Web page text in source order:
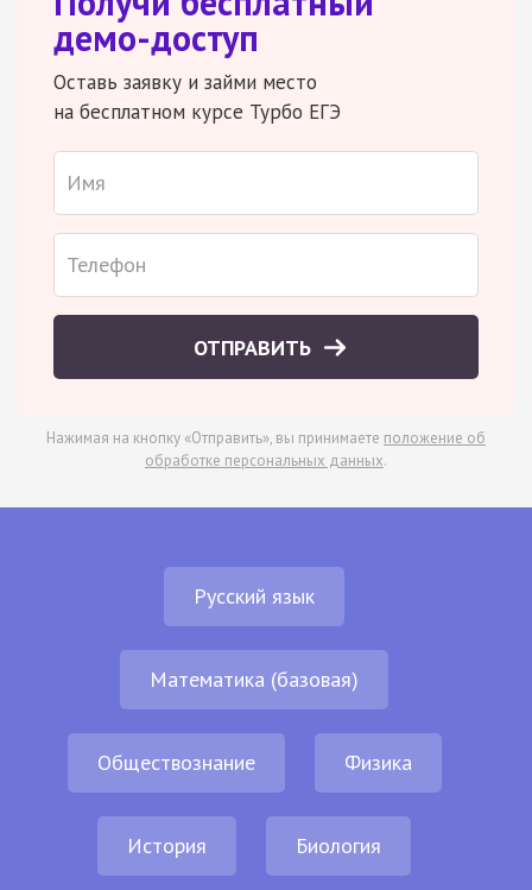
демо-доступ
Оставь заявку и займи место
на бесплатном курсе Турбо ЕГЭ
ОТПРАВИТЬ
Нажимая на кнопку «Отправить», вы принимаете положение об
обработке персональных данных.
Русский язык
Математика (базовая)
Обществознание Физика
История Биология